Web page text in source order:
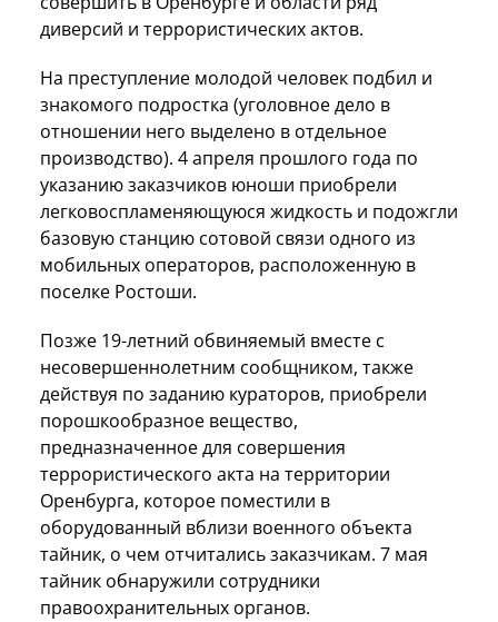
диверсий и террористических актов.
На преступление молодой человек подбил и
знакомого подростка (уголовное дело в
отношении него выделено в отдельное
производство). 4 апреля прошлого года по
указанию заказчиков юноши приобрели
легковоспламеняющуюся жидкость и подожгли
базовую станцию сотовой связи одного из
мобильных операторов, расположенную в
поселке Ростоши.
Позже 19-летний обвиняемый вместе с
несовершеннолетним сообщником, также
действуя по заданию кураторов, приобрели
порошкообразное вещество,
предназначенное для совершения
террористического акта на территории
Оренбурга, которое поместили в
оборудованный вблизи военного объекта
тайник, о чем отчитались заказчикам. 7 мая
тайник обнаружили сотрудники
правоохранительных органов.